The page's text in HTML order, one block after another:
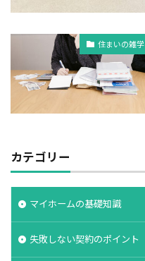
住まいの雑学
カテゴリー
マイホームの基礎知識
失敗しない契約のポイント